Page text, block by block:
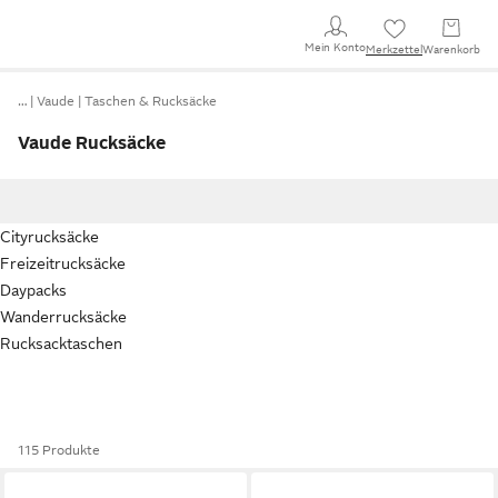
Mein KontoMerkzettel Warenkorb
… Vaude Taschen & Rucksäcke
Vaude Rucksäcke
Cityrucksäcke
Freizeitrucksäcke
Daypacks
Wanderrucksäcke
Rucksacktaschen
115 Produkte